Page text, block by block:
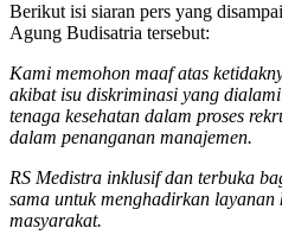
Berikut isi siaran pers yang
Agung Budisatria tersebut:
Kami memohon maaf atas
akibat isu diskriminasi yang
tenaga kesehatan dalam proses
dalam penanganan manajemen.
RS Medistra inklusif dan terbuka
sama untuk menghadirkan layanan
masyarakat.